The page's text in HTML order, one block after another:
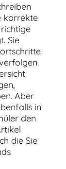
korrekte
Sie
Aber
in
den
die Sie